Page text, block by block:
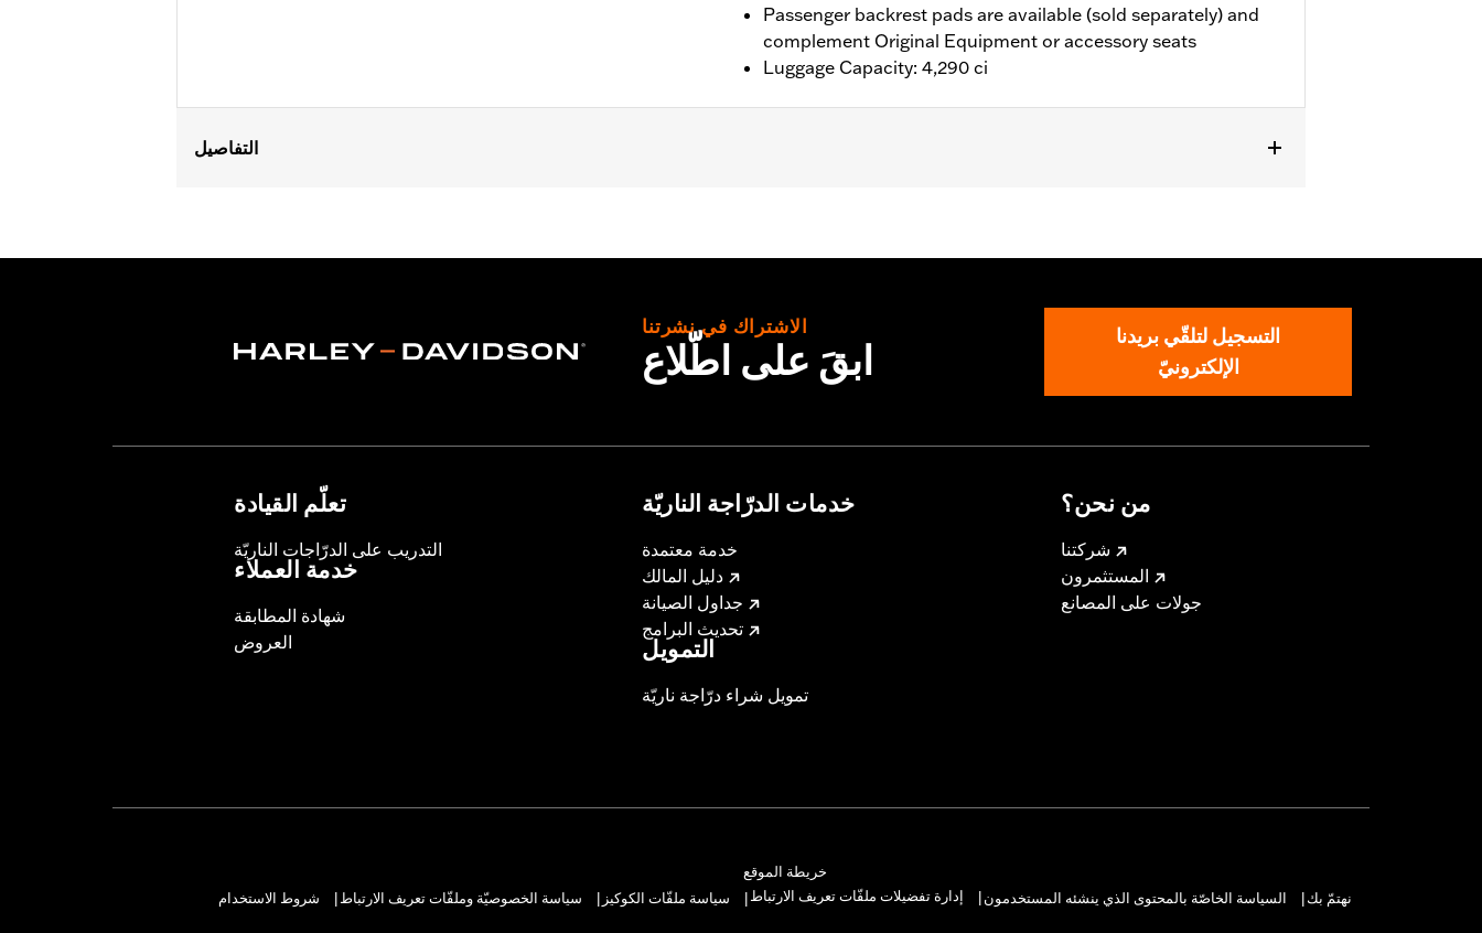
Passenger backrest pads are available (sold separately) and
complement Original Equipment or accessory seats
Luggage Capacity: 4,290 ci
التفاصيل
Separate purchase of Tour-Pak Lock Kit P/N 90300030 is required. ’24 FLTRXSTSE models require the additional purchase of
of Detachable Conversion Hardware Kit P/N 54000337. '26-later Limited models should use the Grand Tour-Pak Luggage.
Additional Colors Available
22 Inches
Width:25.9 Inches
In the Box:Tour-Pak and installation instructions
الاشتراك في نشرتنا
ابقَ على اطّلاع
التسجيل لتلقّي بريدنا
الإلكترونيّ
تعلّم القيادة
التدريب على الدرّاجات الناريّة
خدمة العملاء
شهادة المطابقة
العروض
خدمات الدرّاجة الناريّة
خدمة معتمدة
دليل المالك
جداول الصيانة
تحديث البرامج
التمويل
تمويل شراء درّاجة ناريّة
من نحن؟
شركتنا
المستثمرون
جولات على المصانع
خريطة الموقع
شروط الاستخدام
سياسة الخصوصيّة وملفّات تعريف الارتباط سياسة ملفّات الكوكيز إدارة تفضيلات ملفّات تعريف الارتباط السياسة الخاصّة بالمحتوى الذي ينشئه المستخدمون نهتمّ بك